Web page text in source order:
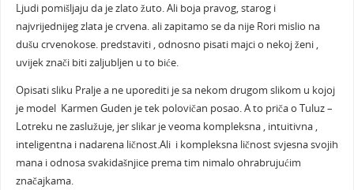
Ljudi pomišljaju da je zlato žuto. Ali boja pravog, starog i
najvrijednijeg zlata je crvena. ali zapitamo se da nije Rori mislio na
dušu crvenokose. predstaviti , odnosno pisati majci o nekoj ženi ,
uvijek znači biti zaljubljen u to biće.
Opisati sliku Pralje a ne uporediti je sa nekom drugom slikom u kojoj
je model Karmen Guden je tek polovičan posao. A to priča o Tuluz –
Lotreku ne zaslužuje, jer slikar je veoma kompleksna , intuitivna ,
inteligentna i nadarena ličnost.Ali i kompleksna ličnost svjesna svojih
mana i odnosa svakidašnjice prema tim nimalo ohrabrujućim
značajkama.